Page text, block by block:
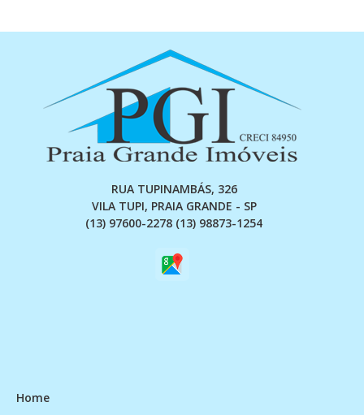
morar em um apartamento que alia conforto, funcionalidade
e um ambiente acolhedor, ideal para você e sua família
desfrutarem dos melhores momentos juntos.
RUA TUPINAMBÁS, 326
VILA TUPI, PRAIA GRANDE - SP
(13) 97600-2278 (13) 98873-1254
Home